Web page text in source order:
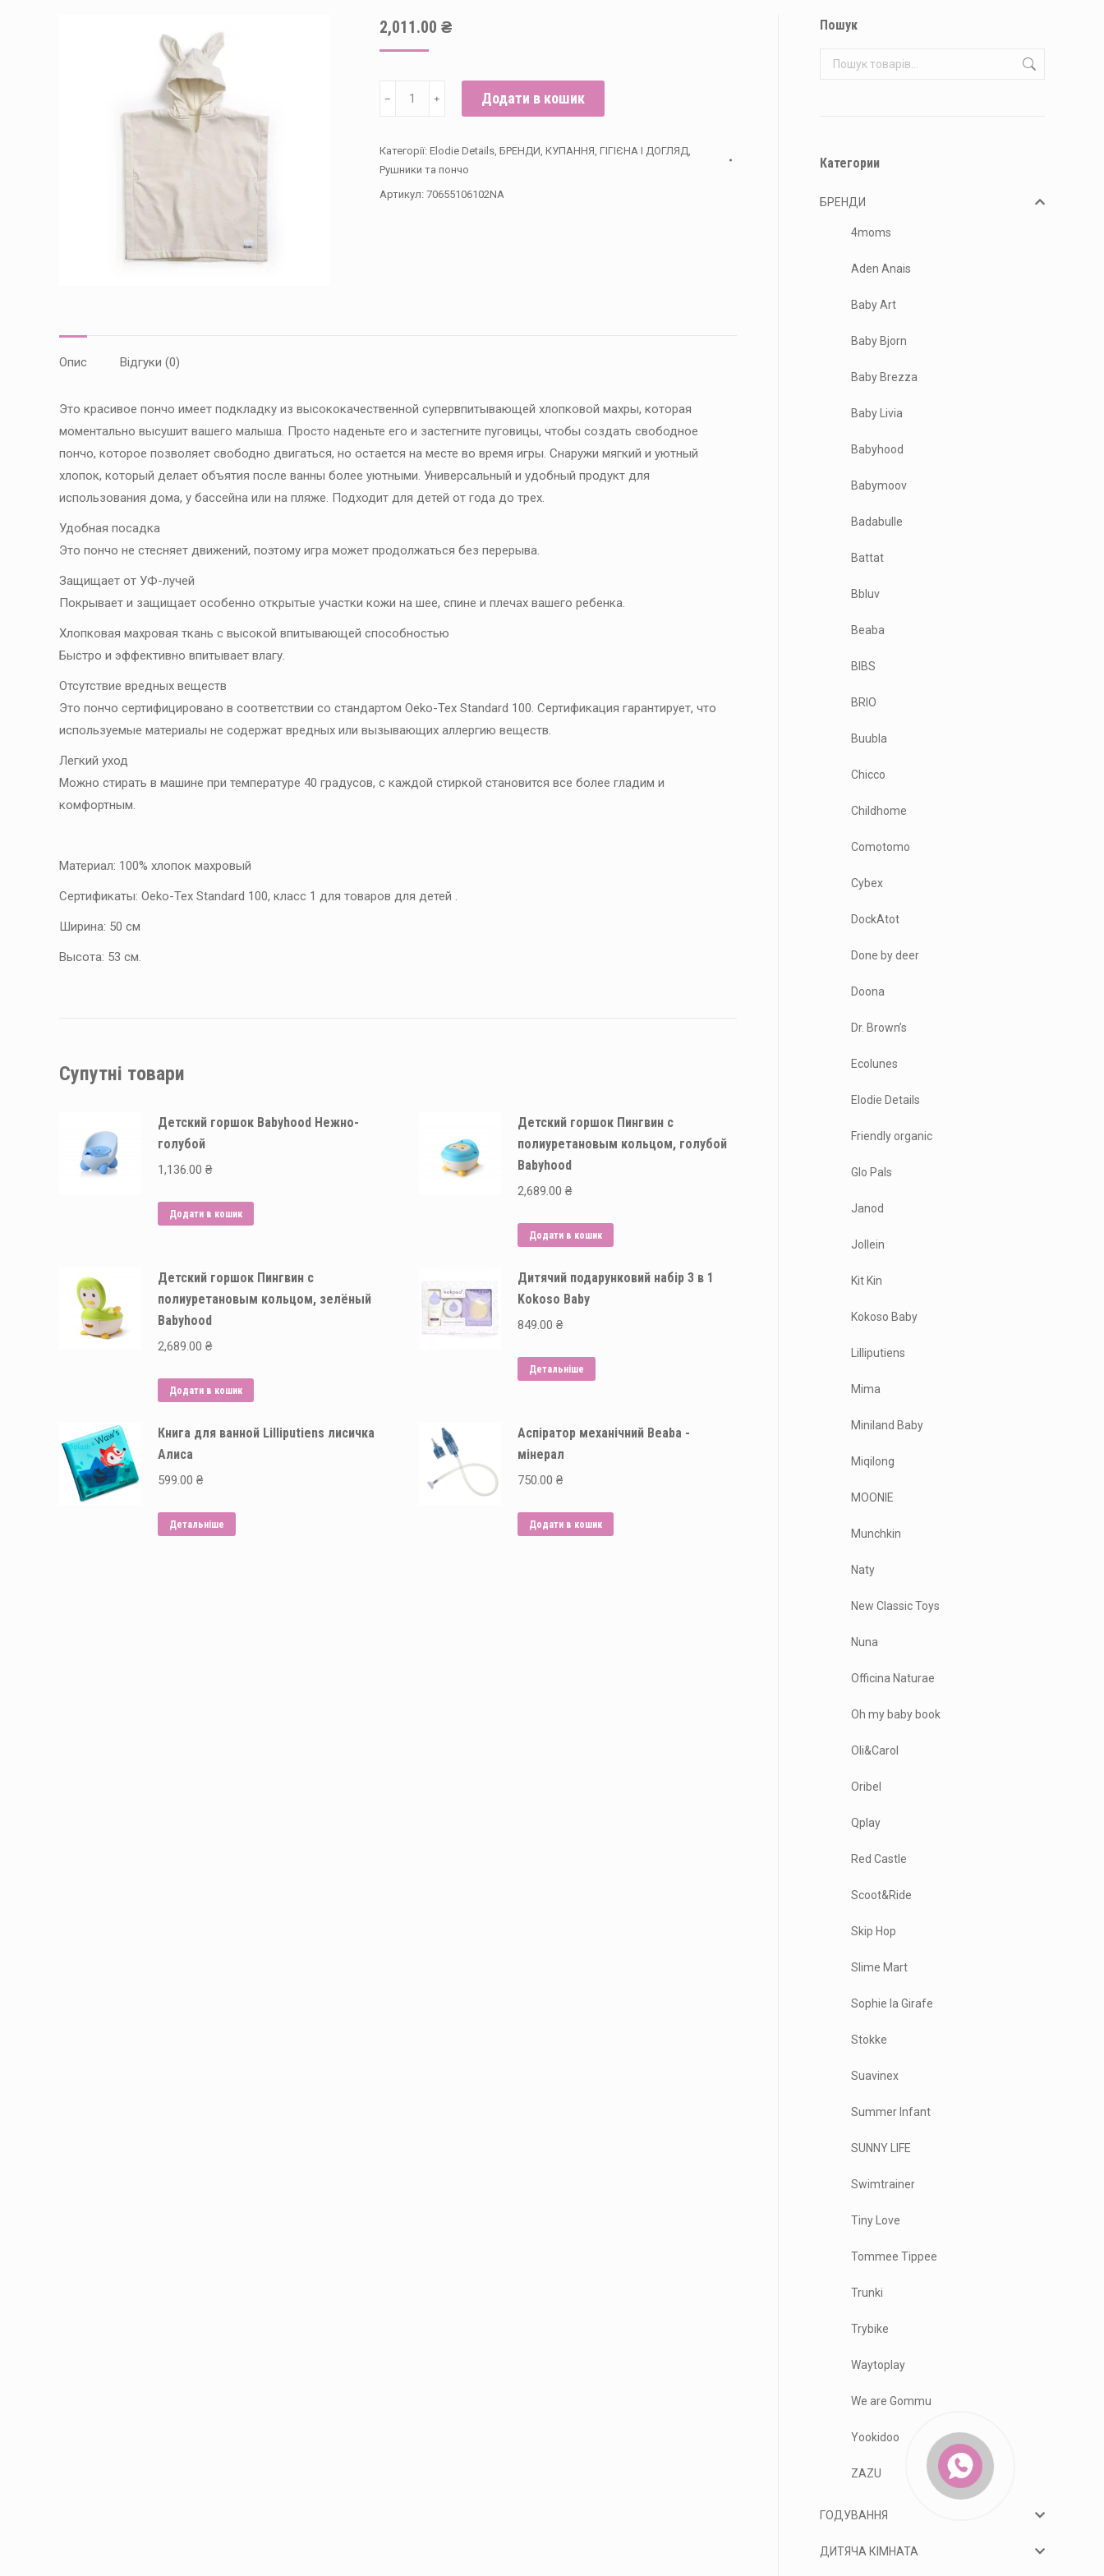
2,011.00 ₴
пончо
капюшоном
﹣ ﹢ Додати в кошик
Категорії: Elodie Details, БРЕНДИ, КУПАННЯ, ГІГІЄНА І ДОГЛЯД,
Рушники та пончо
Артикул: 70655106102NA
Опис Відгуки (0)
Это красивое пончо имеет подкладку из высококачественной супервпитывающей хлопковой махры, которая
моментально высушит вашего малыша. Просто наденьте его и застегните пуговицы, чтобы создать свободное
пончо, которое позволяет свободно двигаться, но остается на месте во время игры. Снаружи мягкий и уютный
хлопок, который делает объятия после ванны более уютными. Универсальный и удобный продукт для
использования дома, у бассейна или на пляже. Подходит для детей от года до трех.
Удобная посадка
Это пончо не стесняет движений, поэтому игра может продолжаться без перерыва.
Защищает от УФ-лучей
Покрывает и защищает особенно открытые участки кожи на шее, спине и плечах вашего ребенка.
Хлопковая махровая ткань с высокой впитывающей способностью
Быстро и эффективно впитывает влагу.
Отсутствие вредных веществ
Это пончо сертифицировано в соответствии со стандартом Oeko-Tex Standard 100. Сертификация гарантирует, что
используемые материалы не содержат вредных или вызывающих аллергию веществ.
Легкий уход
Можно стирать в машине при температуре 40 градусов, с каждой стиркой становится все более гладим и
комфортным.
Материал: 100% хлопок махровый
Сертификаты: Oeko-Tex Standard 100, класс 1 для товаров для детей .
Ширина: 50 см
Высота: 53 см.
Супутні товари
Детский горшок Babyhood Нежно-
голубой
1,136.00 ₴
Додати в кошик
Детский горшок Пингвин с
полиуретановым кольцом, голубой
Babyhood
2,689.00 ₴
Додати в кошик
Детский горшок Пингвин с
полиуретановым кольцом, зелёный
Babyhood
2,689.00 ₴
Додати в кошик
Дитячий подарунковий набір 3 в 1
Kokoso Baby
849.00 ₴
Детальніше
Книга для ванной Lilliputiens лисичка
Алиса
599.00 ₴
Детальніше
Аспіратор механічний Beaba -
мінерал
750.00 ₴
Додати в кошик
Пошук
Категории
БРЕНДИ
4moms
Aden Anais
Baby Art
Baby Bjorn
Baby Brezza
Baby Livia
Babyhood
Babymoov
Badabulle
Battat
Bbluv
Beaba
BIBS
BRIO
Buubla
Chicco
Childhome
Comotomo
Cybex
DockAtot
Done by deer
Doona
Dr. Brown’s
Ecolunes
Elodie Details
Friendly organic
Glo Pals
Janod
Jollein
Kit Kin
Kokoso Baby
Lilliputiens
Mima
Miniland Baby
Miqilong
MOONIE
Munchkin
Naty
New Classic Toys
Nuna
Officina Naturae
Oh my baby book
Oli&Carol
Oribel
Qplay
Red Castle
Scoot&Ride
Skip Hop
Slime Mart
Sophie la Girafe
Stokke
Suavinex
Summer Infant
SUNNY LIFE
Swimtrainer
Tiny Love
Tommee Tippee
Trunki
Trybike
Waytoplay
We are Gommu
Yookidoo
ZAZU
ГОДУВАННЯ
ДИТЯЧА КІМНАТА